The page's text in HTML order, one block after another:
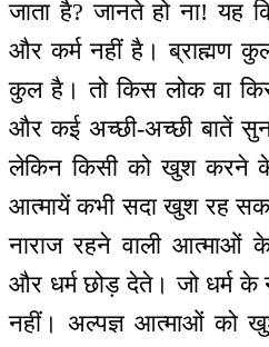
जाता है? जानते हो ना! यह
और कर्म नहीं है। ब्राह्मण
कुल है। तो किस लोक वा
और कई अच्छी-अच्छी बातें
लेकिन किसी को खुश करने के
आत्मायें कभी सदा खुश रह
नाराज रहने वाली आत्माओं
और धर्म छोड़ देते। जो धर्म के
नहीं। अल्पज्ञ आत्माओं को